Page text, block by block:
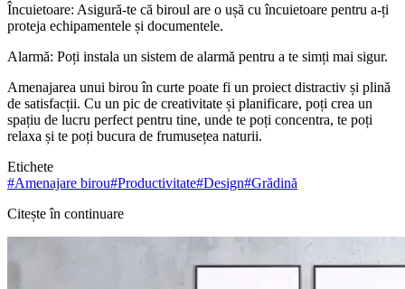
Încuietoare: Asigură-te că biroul are o ușă cu încuietoare pentru a-ți
proteja echipamentele și documentele.
Alarmă: Poți instala un sistem de alarmă pentru a te simți mai sigur.
Amenajarea unui birou în curte poate fi un proiect distractiv și plină
de satisfacții. Cu un pic de creativitate și planificare, poți crea un
spațiu de lucru perfect pentru tine, unde te poți concentra, te poți
relaxa și te poți bucura de frumusețea naturii.
Etichete
#Amenajare birou#Productivitate#Design#Grădină
Citește în continuare